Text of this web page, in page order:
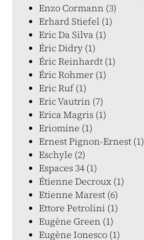
Enzo Cormann (3)
Erhard Stiefel (1)
Eric Da Silva (1)
Éric Didry (1)
Éric Reinhardt (1)
Éric Rohmer (1)
Eric Ruf (1)
Eric Vautrin (7)
Erica Magris (1)
Eriomine (1)
Ernest Pignon-Ernest (1)
Eschyle (2)
Espaces 34 (1)
Étienne Decroux (1)
Etienne Marest (6)
Ettore Petrolini (1)
Eugène Green (1)
Eugène Ionesco (1)